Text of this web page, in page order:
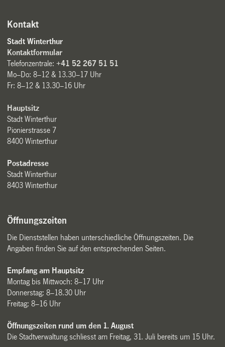
Kontakt
Stadt Winterthur
Kontaktformular
Telefonzentrale:+41 52 267 51 51
Mo–Do: 8–12 & 13.30–17 Uhr
Fr: 8–12 & 13.30–16 Uhr
Hauptsitz
Stadt Winterthur
Pionierstrasse 7
8400 Winterthur
Postadresse
Stadt Winterthur
8403 Winterthur
Öffnungszeiten
Die Dienststellen haben unterschiedliche Öffnungszeiten. Die
Angaben finden Sie auf den entsprechenden Seiten.
Empfang am Hauptsitz
Montag bis Mittwoch: 8–17 Uhr
Donnerstag: 8–18.30 Uhr
Freitag: 8–16 Uhr
Öffnungszeiten rund um den 1. August
Die Stadtverwaltung schliesst am Freitag, 31. Juli bereits um 15 Uhr.